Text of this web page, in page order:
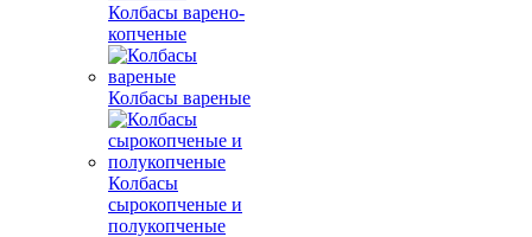
Колбасы варено-
копченые
Колбасы вареные
Колбасы
сырокопченые и
полукопченые